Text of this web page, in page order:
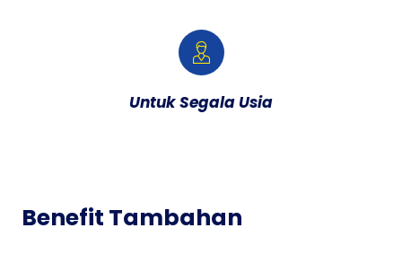
Untuk Segala Usia
Benefit Tambahan